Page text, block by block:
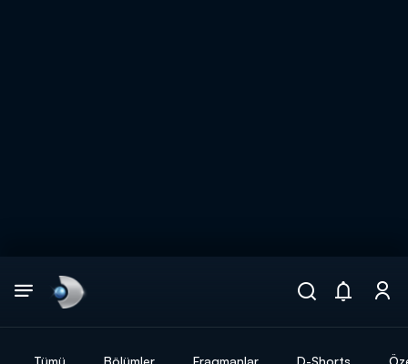
Tümü Bölümler Fragmanlar D-Shorts